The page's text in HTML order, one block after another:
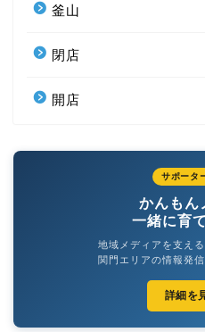
釜山
閉店
開店
サポータ
かんもん
一緒に育
地域メディアを支え
関門エリアの情報発
詳細を